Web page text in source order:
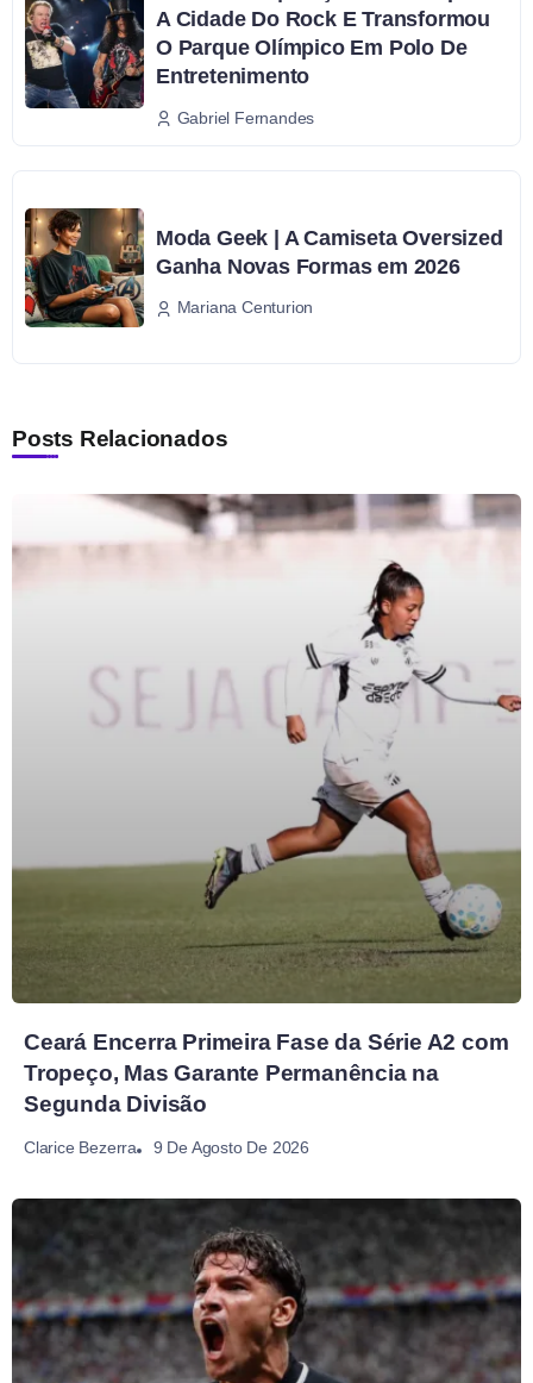
A Cidade Do Rock E Transformou
O Parque Olímpico Em Polo De
Entretenimento
Gabriel Fernandes
Moda Geek | A Camiseta Oversized
Ganha Novas Formas em 2026
Mariana Centurion
Posts Relacionados
Ceará Encerra Primeira Fase da Série A2 com
Tropeço, Mas Garante Permanência na
Segunda Divisão
Clarice Bezerra 9 De Agosto De 2026